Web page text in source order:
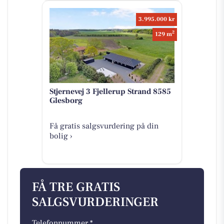
3.995.000 kr
129 m2
Stjernevej 3 Fjellerup Strand 8585
Glesborg
Få gratis salgsvurdering på din
bolig ›
FÅ TRE GRATIS
SALGSVURDERINGER